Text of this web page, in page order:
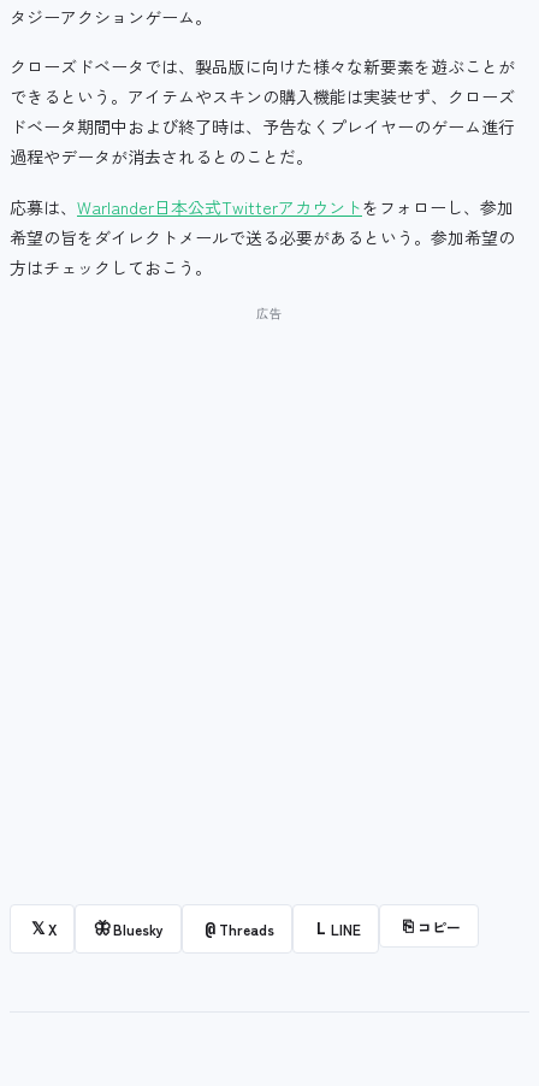
タジーアクションゲーム。
クローズドベータでは、製品版に向けた様々な新要素を遊ぶことが
できるという。アイテムやスキンの購入機能は実装せず、クローズ
ドベータ期間中および終了時は、予告なくプレイヤーのゲーム進行
過程やデータが消去されるとのことだ。
応募は、 Warlander日本公式Twitterアカウントをフォローし、参加
希望の旨をダイレクトメールで送る必要があるという。参加希望の
方はチェックしておこう。
𝕏X 🦋Bluesky @ Threads L LINE ⎘ コピー